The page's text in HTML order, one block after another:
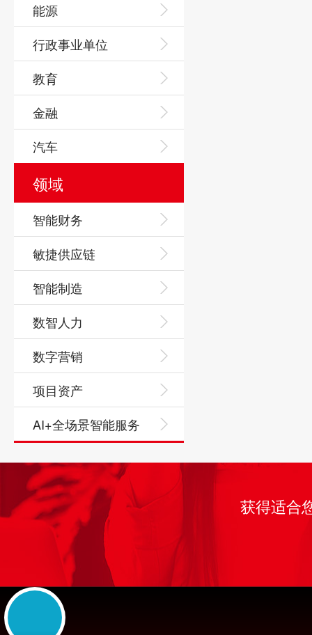
能源
行政事业单位
教育
金融
汽车
领域
智能财务
敏捷供应链
智能制造
数智人力
数字营销
项目资产
AI+全场景智能服务
获得适合